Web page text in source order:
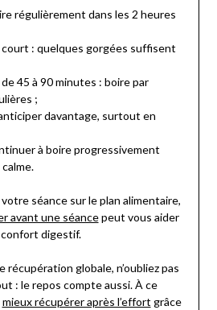
régulièrement dans les 2 heures
: quelques gorgées suffisent
45 à 90 minutes : boire par
;
davantage, surtout en
à boire progressivement
séance sur le plan alimentaire,
avant une séancepeut vous aider
digestif.
globale, n’oubliez pas
: le repos compte aussi. À ce
mieux récupérer après l’effort grâce